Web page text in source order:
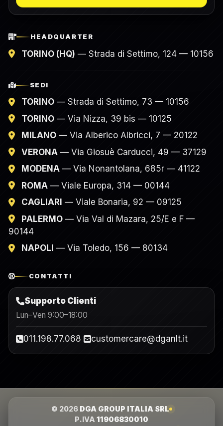
HEADQUARTER
TORINO (HQ) — Strada di Settimo, 124 — 10156
SEDI
TORINO — Strada di Settimo, 73 — 10156
TORINO — Via Nizza, 39 bis — 10125
MILANO — Via Alberico Albricci, 7 — 20122
VERONA — Via Giosuè Carducci, 49 — 37129
MODENA — Via Nonantolana, 685r — 41122
ROMA — Viale Europa, 314 — 00144
CAGLIARI — Viale Bonaria, 92 — 09125
PALERMO — Via Val di Mazara, 25/E e F —
90144
NAPOLI — Via Toledo, 156 — 80134
CONTATTI
Supporto Clienti
Lun–Ven 9:00–18:00
011.198.77.068 customercare@dganlt.it
© 2026 DGA GROUP ITALIA SRL
P.IVA 11906830010